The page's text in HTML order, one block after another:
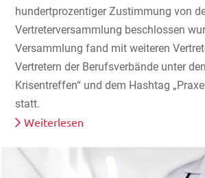
hundertprozentiger Zustimmung von
Vertreterversammlung beschlossen
Versammlung fand mit weiteren
Vertretern der Berufsverbände unter
Krisentreffen“ und dem Hashtag
statt.
Weiterlesen